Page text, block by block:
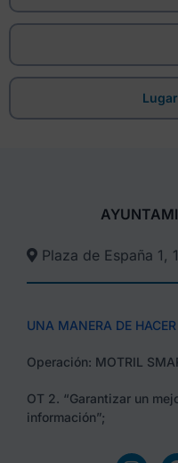
Plaza de España 1,
UNA MANERA DE HACER
Operación: MOTRIL
OT 2. “Garantizar un
información”;